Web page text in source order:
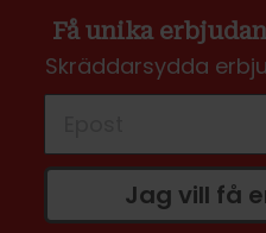
Få unika
Skräddarsydda
Jag vill få